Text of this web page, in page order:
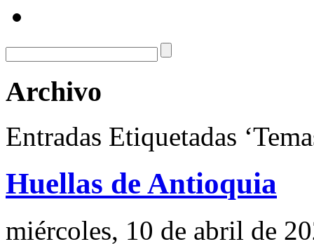
Archivo
Entradas Etiquetadas
Huellas de Antioquia
miércoles, 10 de abril de